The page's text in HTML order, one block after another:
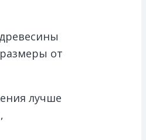
от
лучше